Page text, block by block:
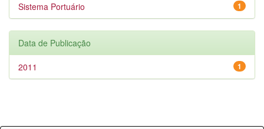
1
Sistema Portuário
Data de Publicação
1
2011